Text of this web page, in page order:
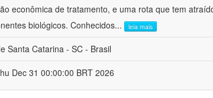
econômica de tratamento, e uma rota que tem
biológicos. Conhecidos... leia mais
Santa Catarina - SC - Brasil
Dec 31 00:00:00 BRT 2026